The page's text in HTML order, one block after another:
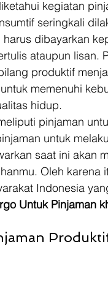
kegiatan
seringkali
dibayarkan
ataupun lisan.
produktif
memenuhi
hidup.
pinjaman
untuk
saat ini akan
Oleh
Indonesia
Untuk Pinjaman